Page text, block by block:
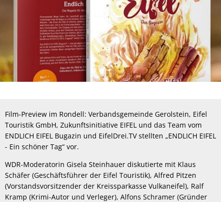
Film-Preview im Rondell: Verbandsgemeinde Gerolstein, Eifel
Touristik GmbH, Zukunftsinitiative EIFEL und das Team vom
ENDLICH EIFEL Bugazin und EifelDrei.TV stellten „ENDLICH EIFEL
- Ein schöner Tag“ vor.
WDR-Moderatorin Gisela Steinhauer diskutierte mit Klaus
Schäfer (Geschäftsführer der Eifel Touristik), Alfred Pitzen
(Vorstandsvorsitzender der Kreissparkasse Vulkaneifel), Ralf
Kramp (Krimi-Autor und Verleger), Alfons Schramer (Gründer